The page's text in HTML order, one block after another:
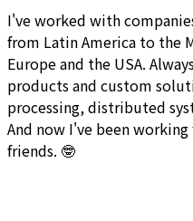
I've worked with
from Latin America to the
Europe and the USA.
products and custom
processing, distributed
And now I've been
friends. 🤓